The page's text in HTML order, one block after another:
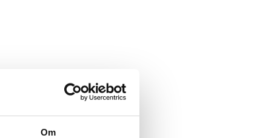
Om